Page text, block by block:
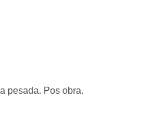
pesada. Pos obra.